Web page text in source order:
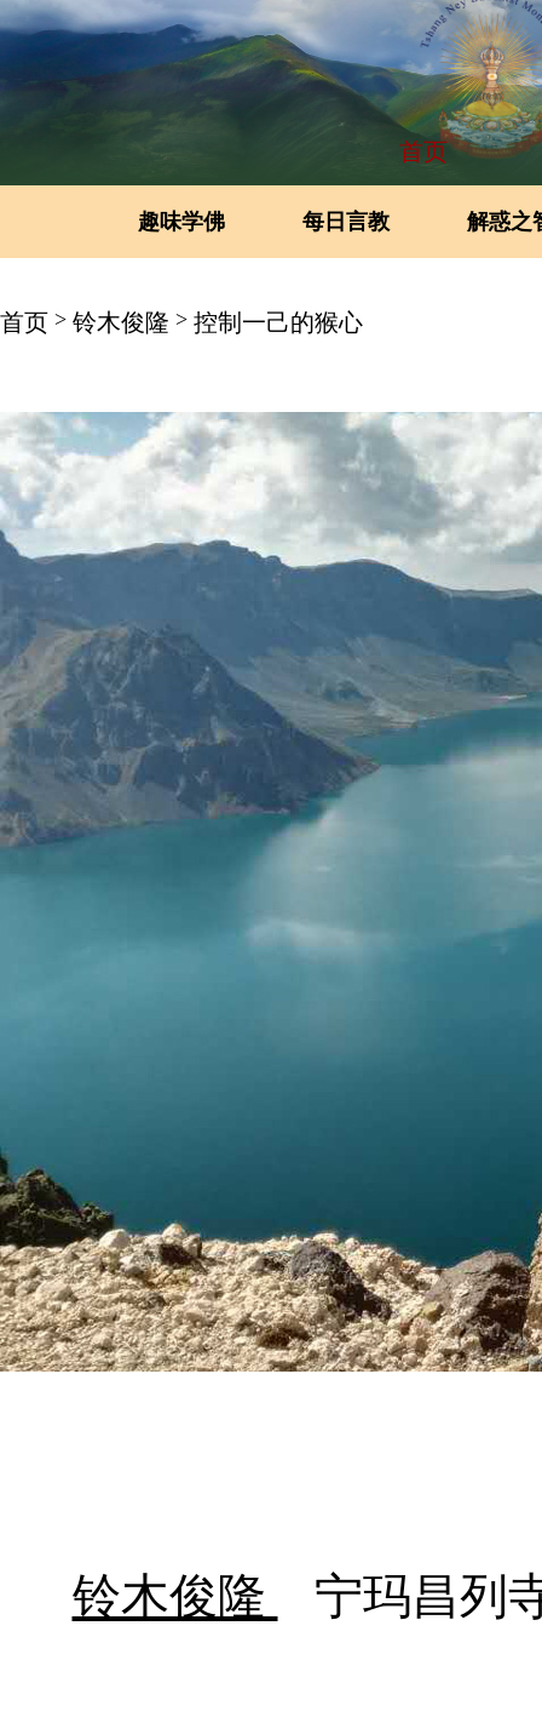
首页
趣味学佛 每日言教 解惑之
首页 > 铃木俊隆 > 控制一己的猴心
铃木俊隆 宁玛昌列